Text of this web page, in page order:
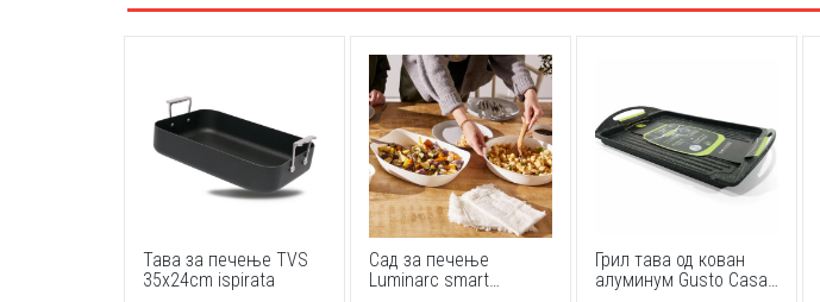
Тава за печење TVS
35x24cm ispirata
Сад за печење
Luminarc smart
Грил тава од кован
алуминум Gusto Casa